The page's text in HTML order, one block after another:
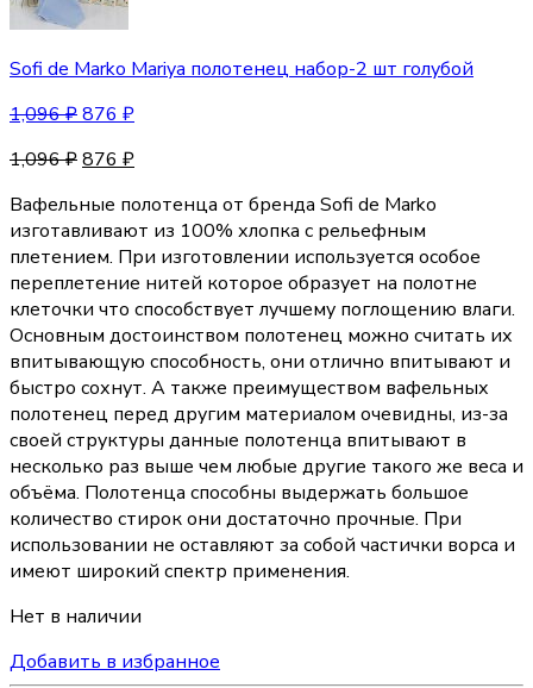
Sofi de Marko Mariya полотенец набор-2 шт голубой
1,096₽876 ₽
1,096₽876 ₽
Вафельные полотенца от бренда Sofi de Marko
изготавливают из 100% хлопка с рельефным
плетением. При изготовлении используется особое
переплетение нитей которое образует на полотне
клеточки что способствует лучшему поглощению влаги.
Основным достоинством полотенец можно считать их
впитывающую способность, они отлично впитывают и
быстро сохнут. А также преимуществом вафельных
полотенец перед другим материалом очевидны, из-за
своей структуры данные полотенца впитывают в
несколько раз выше чем любые другие такого же веса и
объёма. Полотенца способны выдержать большое
количество стирок они достаточно прочные. При
использовании не оставляют за собой частички ворса и
имеют широкий спектр применения.
Нет в наличии
Добавить в избранное